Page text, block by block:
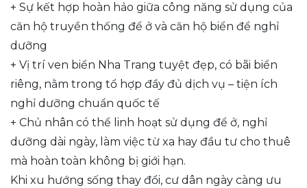
+ Sự kết hợp hoàn hảo giữa công năng sử dụng của
căn hộ truyền thống để ở và căn hộ biển để nghỉ
dưỡng
+ Vị trí ven biển Nha Trang tuyệt đẹp, có bãi biển
riêng, nằm trong tổ hợp đầy đủ dịch vụ – tiện ích
nghỉ dưỡng chuẩn quốc tế
+ Chủ nhân có thể linh hoạt sử dụng để ở, nghỉ
dưỡng dài ngày, làm việc từ xa hay đầu tư cho thuê
mà hoàn toàn không bị giới hạn.
Khi xu hướng sống thay đổi, cư dân ngày càng ưu